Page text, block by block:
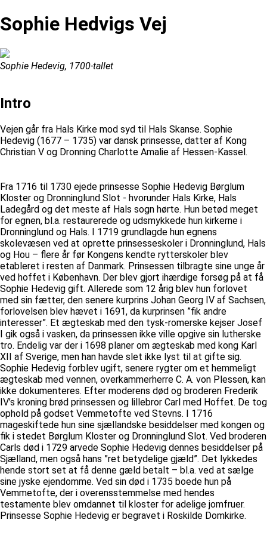
Sophie Hedvigs Vej
Sophie Hedevig, 1700-tallet
Intro
Vejen går fra Hals Kirke mod syd til Hals Skanse. Sophie
Hedevig (1677 – 1735) var dansk prinsesse, datter af Kong
Christian V og Dronning Charlotte Amalie af Hessen-Kassel.
Fra 1716 til 1730 ejede prinsesse Sophie Hedevig Børglum
Kloster og Dronninglund Slot - hvorunder Hals Kirke, Hals
Ladegård og det meste af Hals sogn hørte. Hun betød meget
for egnen, bl.a. restaurerede og udsmykkede hun kirkerne i
Dronninglund og Hals. I 1719 grundlagde hun egnens
skolevæsen ved at oprette prinsesseskoler i Dronninglund, Hals
og Hou – flere år før Kongens kendte rytterskoler blev
etableret i resten af Danmark. Prinsessen tilbragte sine unge år
ved hoffet i København. Der blev gjort ihærdige forsøg på at få
Sophie Hedevig gift. Allerede som 12 årig blev hun forlovet
med sin fætter, den senere kurprins Johan Georg IV af Sachsen,
forlovelsen blev hævet i 1691, da kurprinsen ”fik andre
interesser”. Et ægteskab med den tysk-romerske kejser Josef
I gik også i vasken, da prinsessen ikke ville opgive sin lutherske
tro. Endelig var der i 1698 planer om ægteskab med kong Karl
XII af Sverige, men han havde slet ikke lyst til at gifte sig.
Sophie Hedevig forblev ugift, senere rygter om et hemmeligt
ægteskab med vennen, overkammerherre C. A. von Plessen, kan
ikke dokumenteres. Efter moderens død og broderen Frederik
IV’s kroning brød prinsessen og lillebror Carl med Hoffet. De tog
ophold på godset Vemmetofte ved Stevns. I 1716
mageskiftede hun sine sjællandske besiddelser med kongen og
fik i stedet Børglum Kloster og Dronninglund Slot. Ved broderen
Carls død i 1729 arvede Sophie Hedevig dennes besiddelser på
Sjælland, men også hans ”ret betydelige gjæld”. Det lykkedes
hende stort set at få denne gæld betalt – bl.a. ved at sælge
sine jyske ejendomme. Ved sin død i 1735 boede hun på
Vemmetofte, der i overensstemmelse med hendes
testamente blev omdannet til kloster for adelige jomfruer.
Prinsesse Sophie Hedevig er begravet i Roskilde Domkirke.